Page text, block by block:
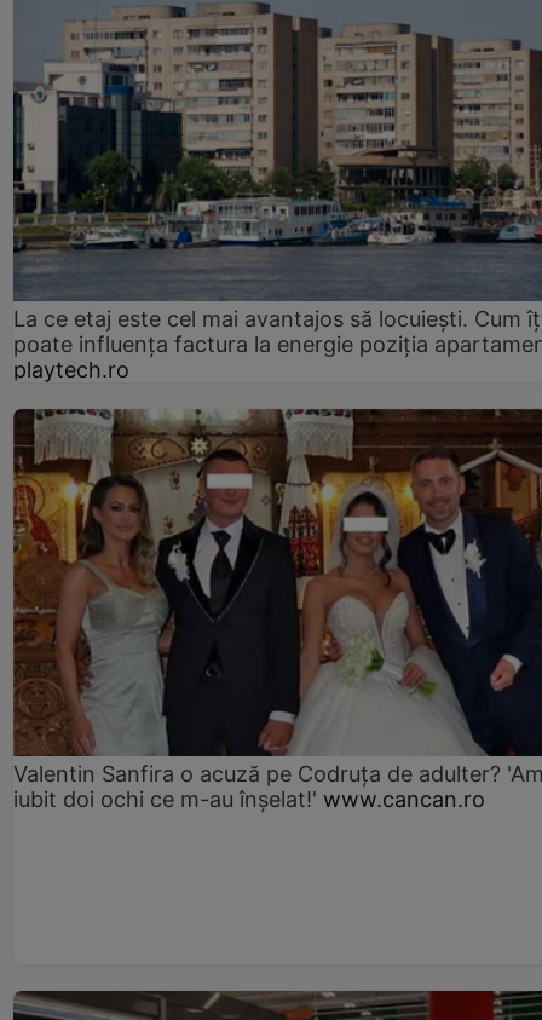
La ce etaj este cel mai avantajos să locuiești. Cum
poate influența factura la energie poziția
playtech.ro
Valentin Sanfira o acuză pe Codruța de adulter?
iubit doi ochi ce m-au înșelat!' www.cancan.ro